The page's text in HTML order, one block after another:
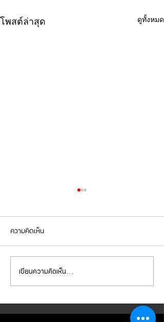
โพสต์ล่าสุด ดูทั้งหมด
Mercedes Benz E350e เข้า
รับบริการเปลี่ยนจานเบรก ผ้า
เบรกหน้า พร้อมเซ็นเซอร์
ความคิดเห็น
เขียนความคิดเห็น…